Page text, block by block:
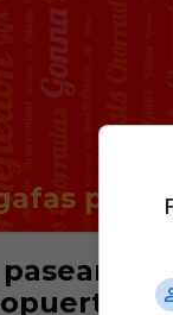
para